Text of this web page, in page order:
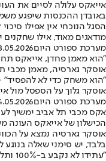
אייאקס עלולה לסיים את
באובדן ההכנסות שיפגע
הסגל הנוכחי אין אפילו
מודאגים מאוד, אילו שחקנים
מערכת ספורט היום
"הוא מאמן פחדן, אייאקס
אוסקר גארסיה, מאמן
"הוא משחק כדי לא להפסיד"
אוסקר גלוך על הספסל מול
מערכת ספורט היום
אקס מכבי תל אביב ימשיך
הכישלון של אייאקס העונה
בלבד, יש סימני שאלה בנוגע